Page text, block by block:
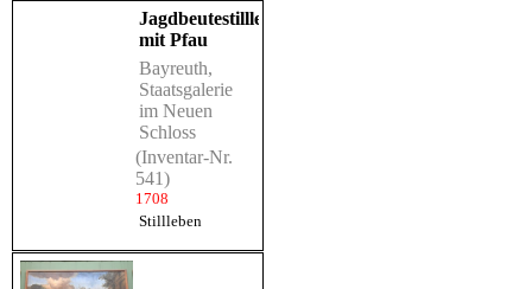
Jagdbeutestillleben
mit Pfau
Bayreuth,
Staatsgalerie
im Neuen
Schloss
(Inventar-Nr.
541)
1708
Stillleben